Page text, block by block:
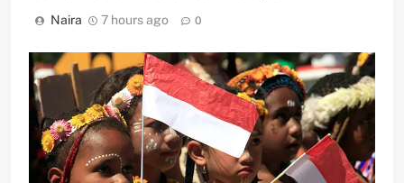
Naira 7 hours ago 0